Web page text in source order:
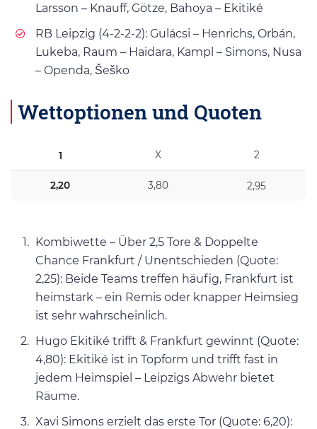
Larsson – Knauff, Götze, Bahoya – Ekitiké
RB Leipzig (4-2-2-2): Gulácsi – Henrichs, Orbán,
Lukeba, Raum – Haidara, Kampl – Simons, Nusa
– Openda, Šeško
Wettoptionen und Quoten
1 X 2
2,20 3,80 2,95
Kombiwette – Über 2,5 Tore & Doppelte
Chance Frankfurt / Unentschieden (Quote:
2,25): Beide Teams treffen häufig, Frankfurt ist
heimstark – ein Remis oder knapper Heimsieg
ist sehr wahrscheinlich.
Hugo Ekitiké trifft & Frankfurt gewinnt (Quote:
4,80): Ekitiké ist in Topform und trifft fast in
jedem Heimspiel – Leipzigs Abwehr bietet
Räume.
Xavi Simons erzielt das erste Tor (Quote: 6,20):